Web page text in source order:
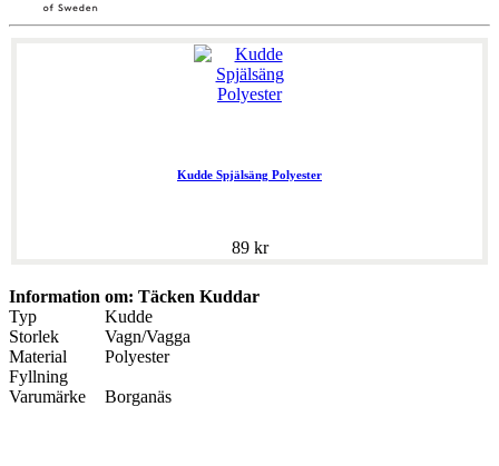
Kudde Spjälsäng Polyester
89 kr
Information om: Täcken Kuddar
Typ
Kudde
Storlek
Vagn/Vagga
Material
Polyester
Fyllning
Varumärke
Borganäs